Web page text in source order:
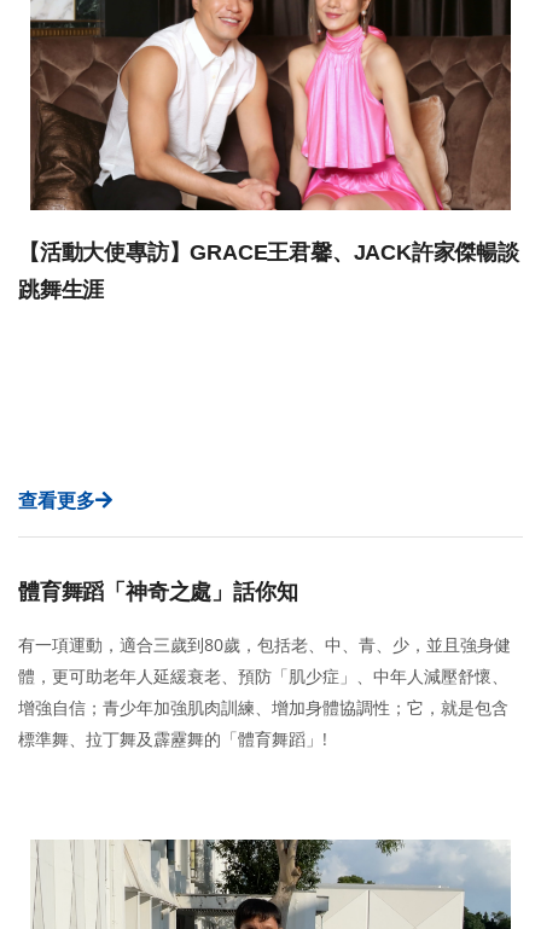
【活動大使專訪】GRACE王君馨、JACK許家傑暢談
跳舞生涯
查看更多
體育舞蹈「神奇之處」話你知
有一項運動，適合三歲到80歲，包括老、中、青、少，並且強身健
體，更可助老年人延緩衰老、預防「肌少症」、中年人減壓舒懷、
增強自信；青少年加強肌肉訓練、增加身體協調性；它，就是包含
標準舞、拉丁舞及霹靂舞的「體育舞蹈」!